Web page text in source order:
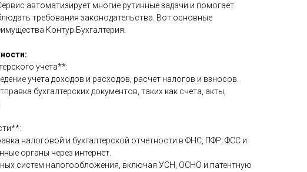
автоматизирует многие рутинные задачи и помогает
требования законодательства. Вот основные
Контур.Бухгалтерия:
учета**:
учета доходов и расходов, расчет налогов и взносов.
бухгалтерских документов, таких как счета, акты,
налоговой и бухгалтерской отчетности в ФНС, ПФР, ФСС и
органы через интернет.
систем налогообложения, включая УСН, ОСНО и патентную